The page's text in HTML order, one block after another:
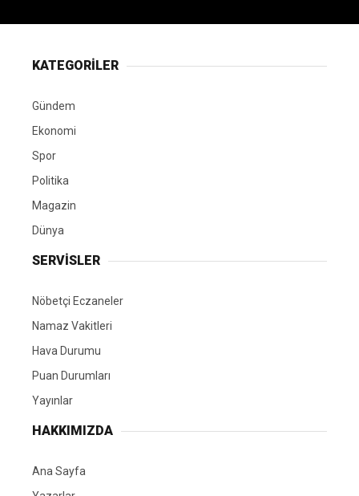
KATEGORİLER
Gündem
Ekonomi
Spor
Politika
Magazin
Dünya
SERVİSLER
Nöbetçi Eczaneler
Namaz Vakitleri
Hava Durumu
Puan Durumları
Yayınlar
HAKKIMIZDA
Ana Sayfa